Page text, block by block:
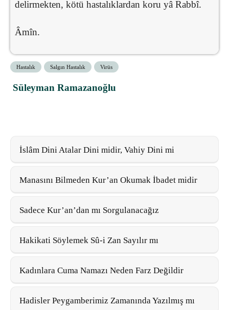
delirmekten, kötü hastalıklardan koru yâ Rabbî.
Âmîn.
Hastalık Salgın Hastalık Virüs
Süleyman Ramazanoğlu
İslâm Dini Atalar Dini midir, Vahiy Dini mi
Manasını Bilmeden Kur’an Okumak İbadet midir
Sadece Kur’an’dan mı Sorgulanacağız
Hakikati Söylemek Sû-i Zan Sayılır mı
Kadınlara Cuma Namazı Neden Farz Değildir
Hadisler Peygamberimiz Zamanında Yazılmış mı